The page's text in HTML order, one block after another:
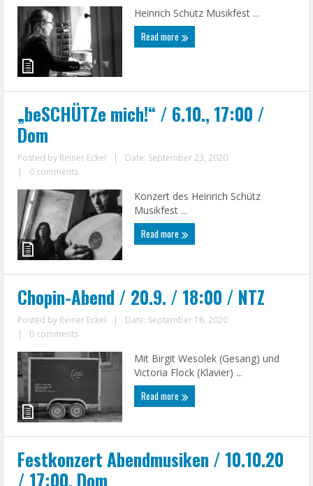
Heinrich Schütz Musikfest ...
Read more
„beSCHÜTZe mich!“ / 6.10., 17:00 /
Dom
Posted by Reiner Eckel |
Date: September 23, 2020
|
0 comments
Konzert des Heinrich Schütz
Musikfest ...
Read more
Chopin-Abend / 20.9. / 18:00 / NTZ
Posted by Reiner Eckel |
Date: September 16, 2020
|
0 comments
Mit Birgit Wesolek (Gesang) und
Victoria Flock (Klavier) ...
Read more
Festkonzert Abendmusiken / 10.10.20
/ 17:00, Dom